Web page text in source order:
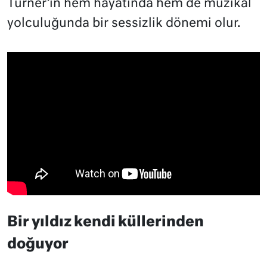
Turner’ın hem hayatında hem de müzikal
yolculuğunda bir sessizlik dönemi olur.
Bir yıldız kendi küllerinden
doğuyor